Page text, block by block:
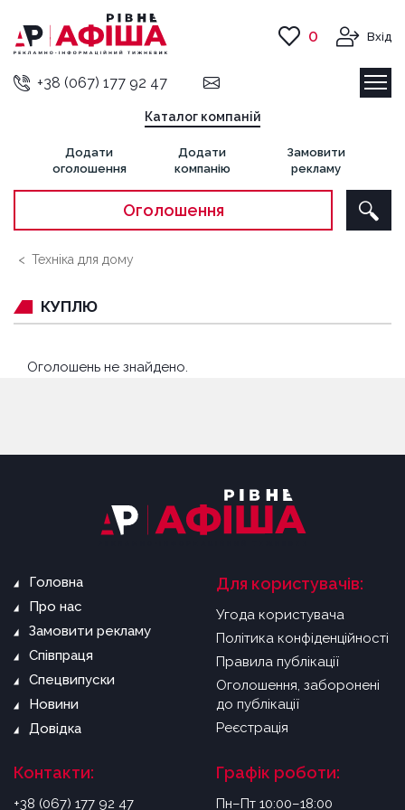
+38 (067) 177 92 47
Каталог компаній
Додати
оголошення
Додати
компанію
Замовити
рекламу
Оголошення
0 Вхід
Техніка для дому
КУПЛЮ
Оголошень не знайдено.
Головна
Про нас
Замовити рекламу
Співпраця
Спецвипуски
Новини
Довідка
Для користувачів:
Угода користувача
Політика конфіденційності
Правила публікації
Оголошення, заборонені
до публікації
Реєстрація
Контакти:
+38 (067) 177 92 47
Графік роботи:
Пн–Пт 10:00–18:00